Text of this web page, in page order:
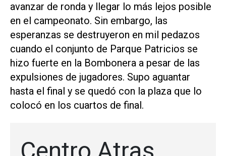
avanzar de ronda y llegar lo más lejos posible
en el campeonato. Sin embargo, las
esperanzas se destruyeron en mil pedazos
cuando el conjunto de Parque Patricios se
hizo fuerte en la Bombonera a pesar de las
expulsiones de jugadores. Supo aguantar
hasta el final y se quedó con la plaza que lo
colocó en los cuartos de final.